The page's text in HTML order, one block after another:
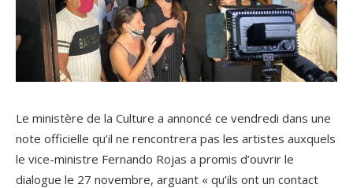
Le ministère de la Culture a annoncé ce vendredi dans une
note officielle qu’il ne rencontrera pas les artistes auxquels
le vice-ministre Fernando Rojas a promis d’ouvrir le
dialogue le 27 novembre, arguant « qu’ils ont un contact